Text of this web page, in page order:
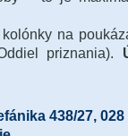
na
priznania).
438/27,